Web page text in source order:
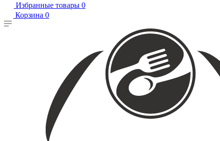
Избранные товары 0
Корзина 0